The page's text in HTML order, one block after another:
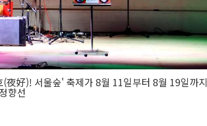
夜好)! 서울숲' 축제가 8월 11일부터 8월 19일까지
향선